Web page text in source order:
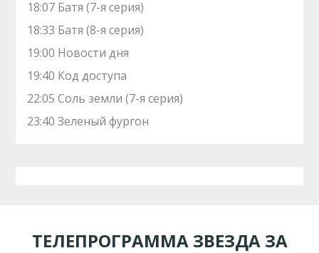
18:07 Батя (7-я серия)
18:33 Батя (8-я серия)
19:00 Новости дня
19:40 Код доступа
22:05 Coль земли (7-я серия)
23:40 Зеленый фургон
ТЕЛЕПРОГРАММА ЗВЕЗДА ЗА